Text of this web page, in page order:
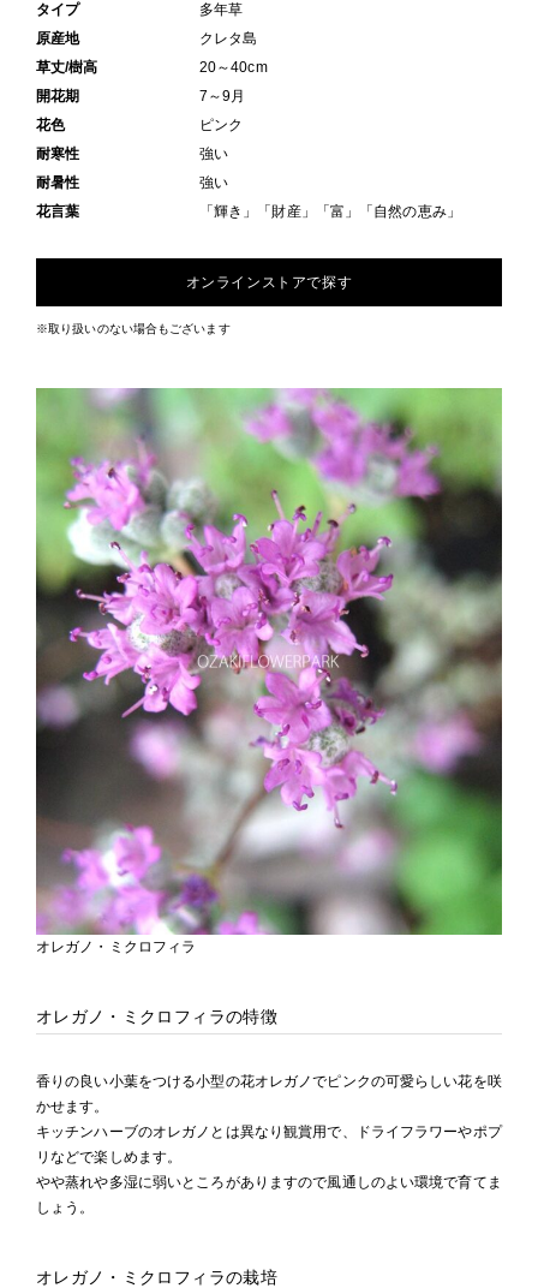
タイプ
多年草
原産地
クレタ島
草丈/樹高
20～40cm
開花期
7～9月
花色
ピンク
耐寒性
強い
耐暑性
強い
花言葉
「輝き」「財産」「富」「自然の恵み」
オンラインストアで探す
※取り扱いのない場合もございます
オレガノ・ミクロフィラ
オレガノ・ミクロフィラの特徴
香りの良い小葉をつける小型の花オレガノでピンクの可愛らしい花を咲
かせます。
キッチンハーブのオレガノとは異なり観賞用で、ドライフラワーやポプ
リなどで楽しめます。
やや蒸れや多湿に弱いところがありますので風通しのよい環境で育てま
しょう。
オレガノ・ミクロフィラの栽培